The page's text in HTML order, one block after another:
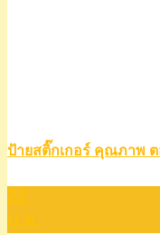
ป้ายสติ๊กเกอร์ คุณภาพ
22
ม.ค.